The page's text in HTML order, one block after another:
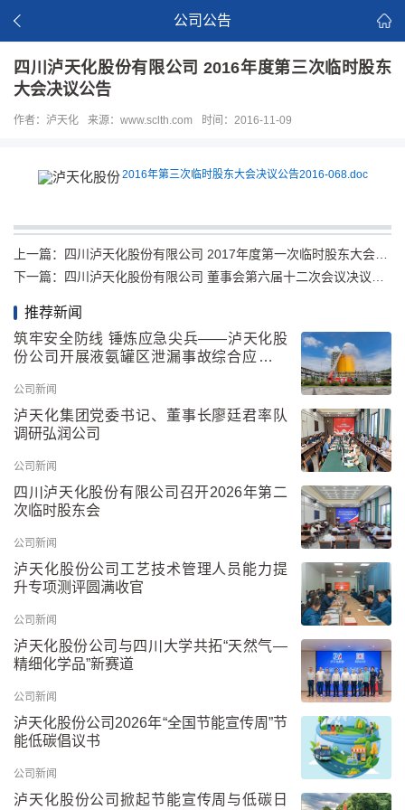
公司公告
四川泸天化股份有限公司 2016年度第三次临时股东
大会决议公告
作者：泸天化 来源：www.sclth.com 时间：2016-11-09
2016年第三次临时股东大会决议公告2016-068.doc
上一篇：
四川泸天化股份有限公司 2017年度第一次临时股东大会决议公告
下一篇：
四川泸天化股份有限公司 董事会第六届十二次会议决议公告
推荐新闻
筑牢安全防线 锤炼应急尖兵——泸天化股
份公司开展液氨罐区泄漏事故综合应急救
公司新闻
泸天化集团党委书记、董事长廖廷君率队
调研弘润公司
公司新闻
四川泸天化股份有限公司召开2026年第二
次临时股东会
公司新闻
泸天化股份公司工艺技术管理人员能力提
升专项测评圆满收官
公司新闻
泸天化股份公司与四川大学共拓“天然气—
精细化学品”新赛道
公司新闻
泸天化股份公司2026年“全国节能宣传周”节
能低碳倡议书
公司新闻
泸天化股份公司掀起节能宣传周与低碳日